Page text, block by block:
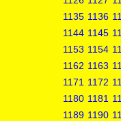
1135 1136
1144 1145
1153 1154
1162 1163
1171 1172
1180 1181
1189 1190